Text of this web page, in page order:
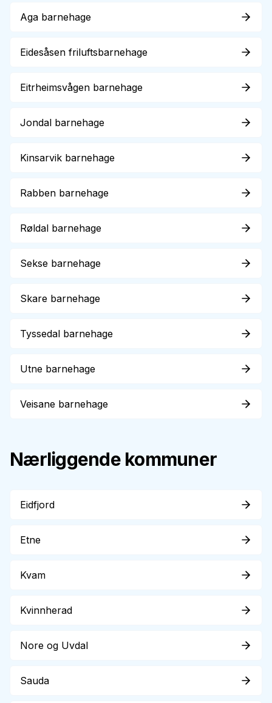
Aga barnehage
Eidesåsen friluftsbarnehage
Eitrheimsvågen barnehage
Jondal barnehage
Kinsarvik barnehage
Rabben barnehage
Røldal barnehage
Sekse barnehage
Skare barnehage
Tyssedal barnehage
Utne barnehage
Veisane barnehage
Nærliggende kommuner
Eidfjord
Etne
Kvam
Kvinnherad
Nore og Uvdal
Sauda